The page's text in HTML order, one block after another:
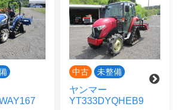
中古 未整備
ヤンマー
YT333DYQHEB9